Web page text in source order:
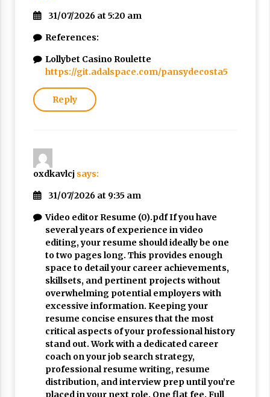
31/07/2026 at 5:20 am
References:
Lollybet Casino Roulette
https://git.adalspace.com/pansydecosta5
Reply
oxdkavlcj says:
31/07/2026 at 9:35 am
Video editor Resume (0).pdf If you have
several years of experience in video
editing, your resume should ideally be one
to two pages long. This provides enough
space to detail your career achievements,
skillsets, and pertinent projects without
overwhelming potential employers with
excessive information. Keeping your
resume concise ensures that the most
critical aspects of your professional history
stand out. Work with a dedicated career
coach on your job search strategy,
professional resume writing, resume
distribution, and interview prep until you’re
placed in your next role. One flat fee. Full